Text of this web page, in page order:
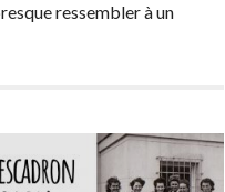
ressembler à un